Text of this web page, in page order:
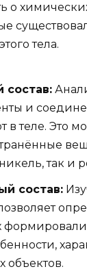
о
тела.
состав:
и
в теле. Это
так и
состав:
объектов.